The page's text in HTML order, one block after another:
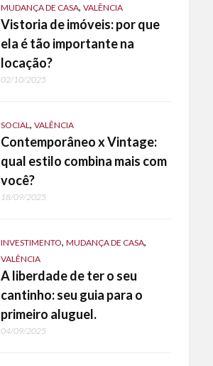
MUDANÇA DE CASA, VALÊNCIA
Vistoria de imóveis: por que
ela é tão importante na
locação?
02/10/2025
SOCIAL, VALÊNCIA
Contemporâneo x Vintage:
qual estilo combina mais com
você?
18/09/2025
INVESTIMENTO, MUDANÇA DE CASA,
VALÊNCIA
A liberdade de ter o seu
cantinho: seu guia para o
primeiro aluguel.
04/09/2025